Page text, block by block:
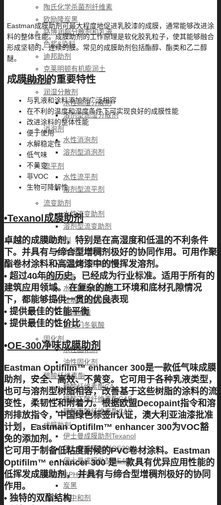
陶氏化学杀菌剂纤维素
欧励隆炭黑
路博润超分散剂和乳液
色浆&染料
迪邦助剂
克莱明顿有机膨润土
应用经验
润湿分散剂
水性润湿分散剂
溶剂型润湿分散剂
消泡剂
水性消泡剂
溶剂型消泡剂
流平剂
水性流平剂
溶剂型流平剂
流变助剂
水性流变助剂
溶剂型流变助剂
特用助剂
水性特用助剂
溶剂型特用助剂
树脂&乳液
水性树脂&乳液
羟基丙烯酸树脂
固体树脂
聚天门冬氨酸
固化剂
水性固化剂
油性固化剂
醋酸纤维素酯
醋酸纤维素酯CA
醋酸丁酸纤维素酯CAB
醋酸丙酸纤维素酯CAP
成膜助剂
伊士曼成膜助剂Texanol
伊士曼成膜助剂OE300
伊士曼成膜助剂OE400
颜填料&PH调节剂
炭黑
胺中和剂
Eastman成膜助剂可最大程度地促进乳胶漆的成膜，通常能够改进涂
料的整体性能。成膜助剂的工作原理是软化胶乳粒子，使其能够融合
形成坚韧的、连续的膜。常见的成膜助剂包括酯醇、酯类和乙二醇
醚。
成膜助剂的重要特性
与乳液和涂料添加剂广泛相容
在不利的温度和湿度条件下可实现良好的成膜性能
改进涂料的整体性能
便于使用
水解稳定性
低气味
不黄变
非VOC
生物可降解性
•Texanol成膜助剂
卓越的成膜助剂，特别是在高湿度和低温的不利条件
下。并具有与缔合型增稠剂极好的协同作用。可用作聚
酯卷材涂料和高温烤漆中的慢挥发溶剂。
• 超过40年的历史，已经成为行业标准。适用于所有的
建筑应用领域。 在复杂的施工环境和底材孔隙情况
下，都能够提供一贯的优良表现
• 提供最佳的性能平衡
• 提供最佳的性价比
•OE-300净味成膜助剂
Eastman Optifilm™ enhancer 300是一款低气味成膜
助剂，安全、高效、不黄变。它可用于各种乳液类型，
也可与溶剂型树脂相容，改善基于这些树脂的涂料的流
变性，柔韧性和附着力。根据欧盟Decopaint指令和溶
剂排放指令，中国绿色标签II认证，澳大利亚油漆批准
计划，Eastman Optifilm™ enhancer 300为VOC豁
免的添加剂。
它可用于制备低粘度耐候的PVC卷材涂料。Eastman
Optifilm™ enhancer 300 是一款具有优异应用性能的
低挥发成膜助剂， 并具有与缔合型增稠剂极好的协同
作用。
• 独特的双酯结构